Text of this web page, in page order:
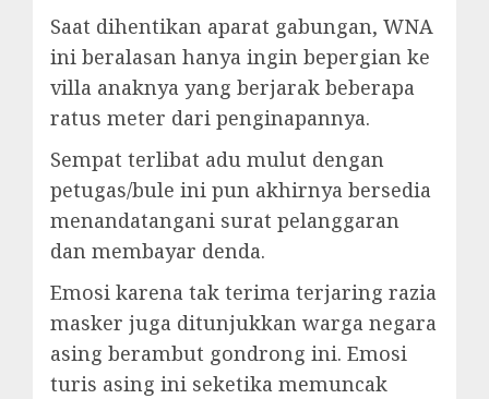
Saat dihentikan aparat gabungan, WNA
ini beralasan hanya ingin bepergian ke
villa anaknya yang berjarak beberapa
ratus meter dari penginapannya.
Sempat terlibat adu mulut dengan
petugas/bule ini pun akhirnya bersedia
menandatangani surat pelanggaran
dan membayar denda.
Emosi karena tak terima terjaring razia
masker juga ditunjukkan warga negara
asing berambut gondrong ini. Emosi
turis asing ini seketika memuncak